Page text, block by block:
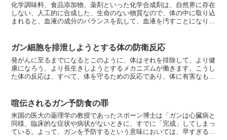
化学調味料、食品添加物、薬剤といった化学合成剤は、自然界に存在
しない、人工的に合成した、生命のない物質なので、体の中に取り込
まれると、血液の成分のバランスを乱して、血液を汚すことになりま
ガン細胞を排泄しようとする体の防衛反応
発がんに至るまでになるとこのように、体はそれを排除して、より健
康になろう、より長生きしようとするメカニズムが働きます。こうし
た体の反応は、すべて、体を守るための反応であり、体に有害なもの
喧伝されるガン予防食の罪
米国の医大の薬理学の教授であったスポーン博士は「ガンは心臓病と
同様、臨床的な症状や病状がないときに、すでに「完成」してしまっ
ている。よって、ガンを予防するという意味においては、早すぎる、